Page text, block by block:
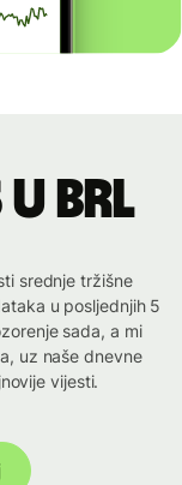
BRL
srednje tržišne
u posljednjih 5
sada, a mi
uz naše dnevne
vijesti.